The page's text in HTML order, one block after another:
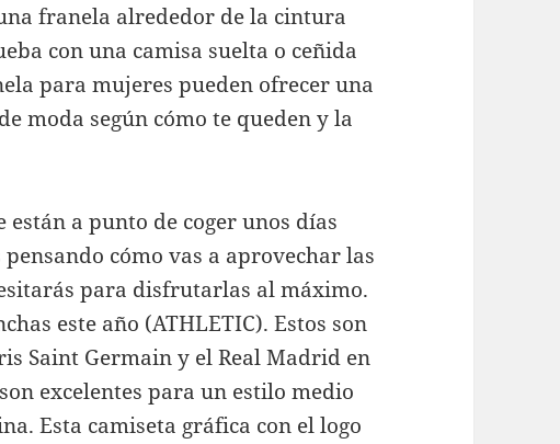
franela alrededor de la cintura
con una camisa suelta o ceñida
para mujeres pueden ofrecer una
moda según cómo te queden y la
están a punto de coger unos días
cómo vas a aprovechar las
para disfrutarlas al máximo.
este año (ATHLETIC). Estos son
Saint Germain y el Real Madrid en
excelentes para un estilo medio
Esta camiseta gráfica con el logo